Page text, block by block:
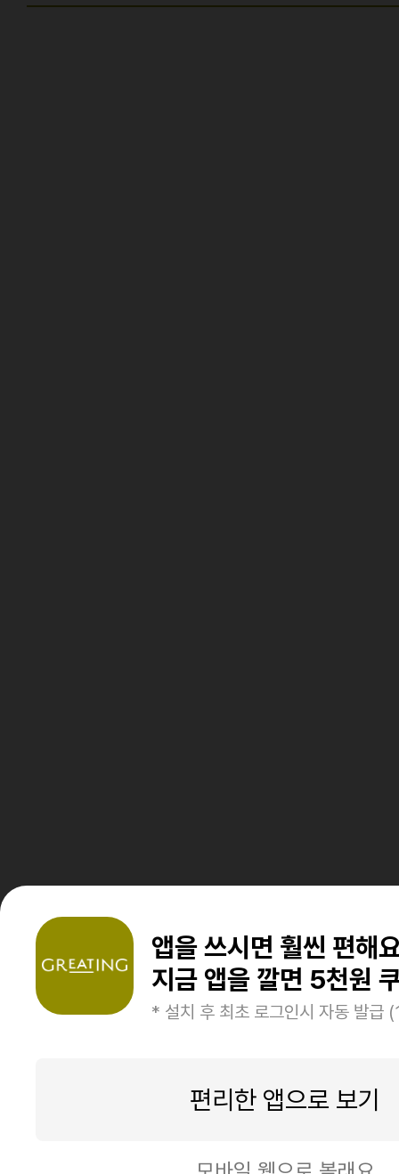
앱을 쓰시면 훨씬 편해
지금 앱을 깔면 5천원
* 설치 후 최초 로그인시 자동 발급
편리한 앱으로 보기